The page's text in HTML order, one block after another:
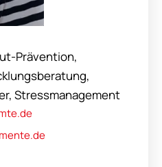
Freude, Leichtigkeit
Prävention,
Stressmanagement